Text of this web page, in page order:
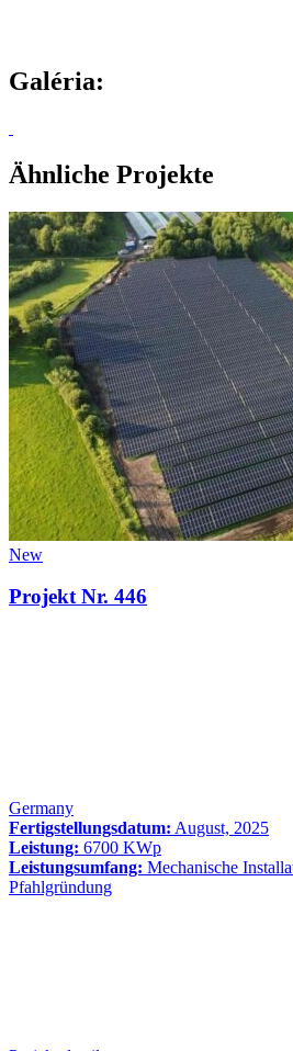
Galéria:
Ähnliche Projekte
New
Projekt Nr. 446
Germany
Fertigstellungsdatum: August, 2025
Leistung: 6700 KWp
Leistungsumfang: Mechanische
Pfahlgründung